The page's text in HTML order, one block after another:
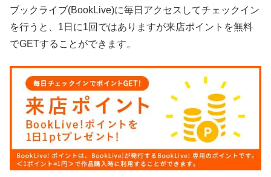
ブックライブ(BookLive)に毎日アクセスしてチェックイン
を行うと、1日に1回ではありますが来店ポイントを無料
でGETすることができます。